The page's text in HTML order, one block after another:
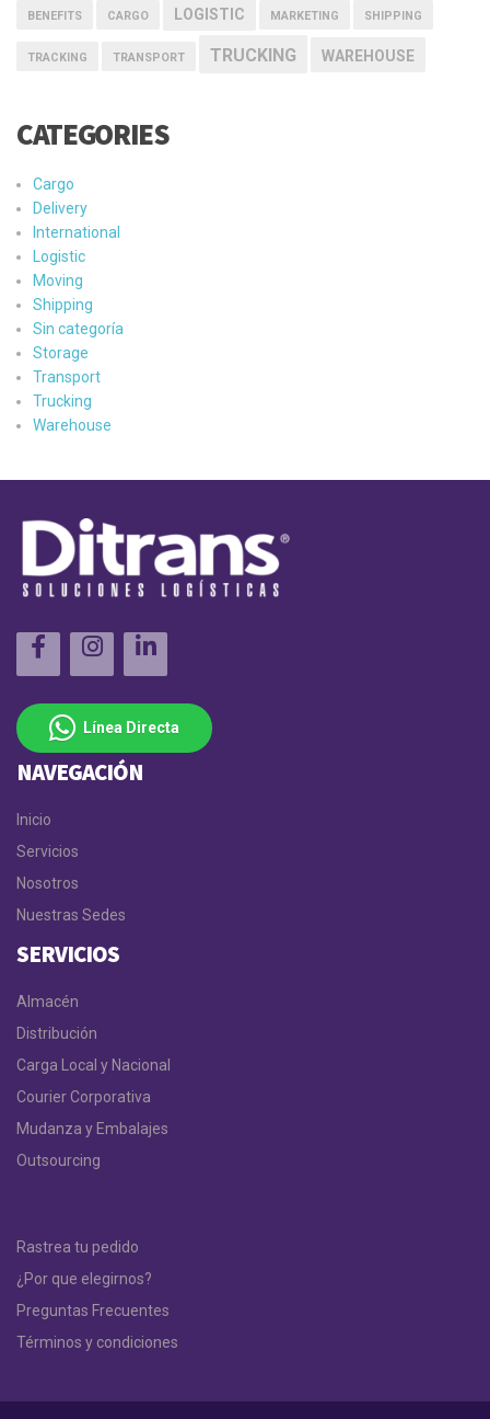
BENEFITS CARGO LOGISTIC MARKETING SHIPPING
TRACKING TRANSPORT TRUCKING WAREHOUSE
CATEGORIES
Cargo
Delivery
International
Logistic
Moving
Shipping
Sin categoría
Storage
Transport
Trucking
Warehouse
Línea Directa
NAVEGACIÓN
Inicio
Servicios
Nosotros
Nuestras Sedes
SERVICIOS
Almacén
Distribución
Carga Local y Nacional
Courier Corporativa
Mudanza y Embalajes
Outsourcing
Rastrea tu pedido
¿Por que elegirnos?
Preguntas Frecuentes
Términos y condiciones